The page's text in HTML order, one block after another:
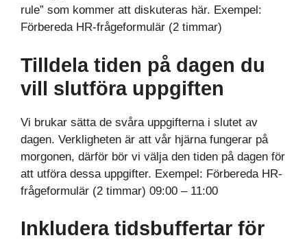
rule” som kommer att diskuteras här. Exempel:
Förbereda HR-frågeformulär (2 timmar)
Tilldela tiden på dagen du
vill slutföra uppgiften
Vi brukar sätta de svåra uppgifterna i slutet av
dagen. Verkligheten är att vår hjärna fungerar på
morgonen, därför bör vi välja den tiden på dagen för
att utföra dessa uppgifter. Exempel: Förbereda HR-
frågeformulär (2 timmar) 09:00 – 11:00
Inkludera tidsbuffertar för